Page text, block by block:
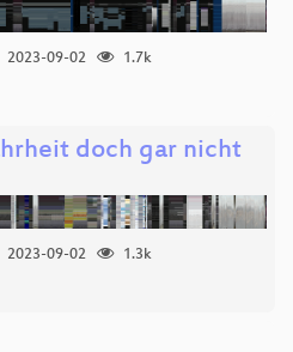
2023-09-02
1.7k
doch gar nicht
2023-09-02
1.3k